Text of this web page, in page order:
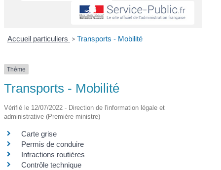
Accueil particuliers > Transports - Mobilité
Thème
Transports - Mobilité
Vérifié le 12/07/2022 - Direction de l'information légale et
administrative (Première ministre)
Carte grise
Permis de conduire
Infractions routières
Contrôle technique